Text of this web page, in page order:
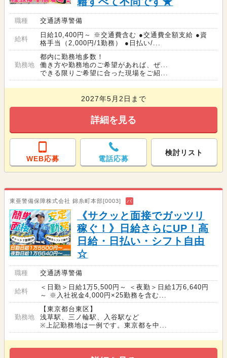
職種 交通誘導警備
給料
日給10,400円～ ※交通費含む ●交通費全額支給 ●資
格手当（2,000円/1勤務） ●日払い/...
勤務地
都内に勤務地多数！
働き方や勤務地のご希望があれば、ぜ...
できる限りご希望に合った現場をご紹...
2027年5月2日まで
詳細を見る
WEB応募 電話応募
検討リスト
東亜警備保障株式会社 錦糸町本部[0003] バ
《サクッと面接でガッツリ
稼ぐ！》日給さらにUP！高
日給・日払い・シフト自由
☆
職種 交通誘導警備
給料
＜日勤＞日給1万5,500円～ ＜夜勤＞日給1万6,640円
～ ※入社祝金4,000円×25勤務を含む...
勤務地
【東京都台東区】
浅草駅、三ノ輪駅、入谷駅など
※上記勤務地は一例です。東京都を中...